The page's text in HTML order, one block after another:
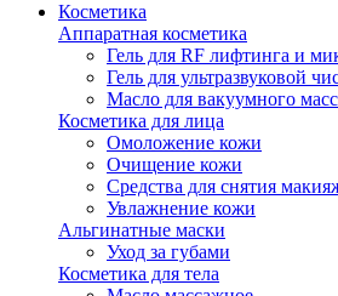
Косметика
Аппаратная косметика
Гель для RF лифтинга и
Гель для ультразвуковой
Масло для вакуумного
Косметика для лица
Омоложение кожи
Очищение кожи
Средства для снятия
Увлажнение кожи
Альгинатные маски
Уход за губами
Косметика для тела